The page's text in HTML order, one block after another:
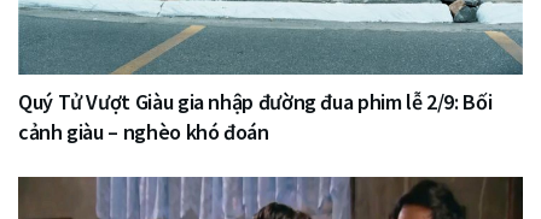
Quý Tử Vượt Giàu gia nhập đường đua phim lễ 2/9: Bối
cảnh giàu – nghèo khó đoán